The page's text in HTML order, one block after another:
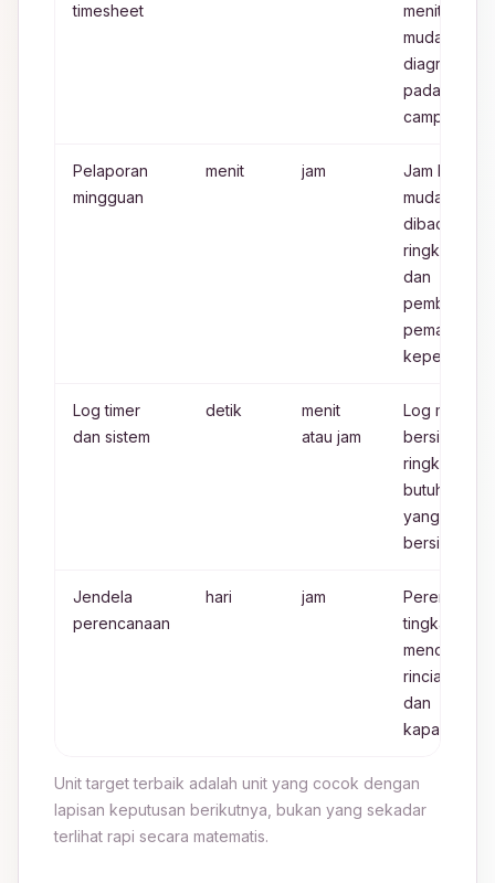
timesheet
menit lebih
mudah
diagregasi
pada entri
campuran
Pelaporan
mingguan
menit jam
Jam lebih
mudah
dibaca
ringkasan
dan
pembaruan
pemangku
kepentingan
Log timer
dan sistem
detik
menit
atau jam
Log mentah
bersifat
ringkasan
butuh unit
yang lebih
bersih
Jendela
perencanaan
hari jam
tingkat jam
mendukung
rincian tugas
dan
kapasitas
Unit target terbaik adalah unit yang cocok dengan
lapisan keputusan berikutnya, bukan yang sekadar
terlihat rapi secara matematis.